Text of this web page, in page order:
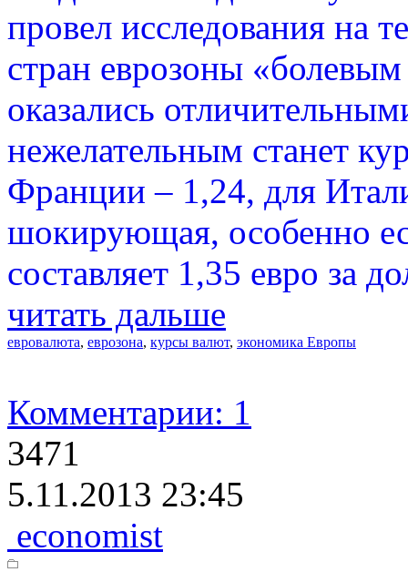
провел исследования на
стран еврозоны
оказались
нежелательным станет
Франции – 1,24, для
шокирующая, особенно
составляет 1,35 евро за
читать дальше
евровалюта, еврозона, курсы валют, экономика Европы
Комментарии: 1
3471
5.11.2013 23:45
economist